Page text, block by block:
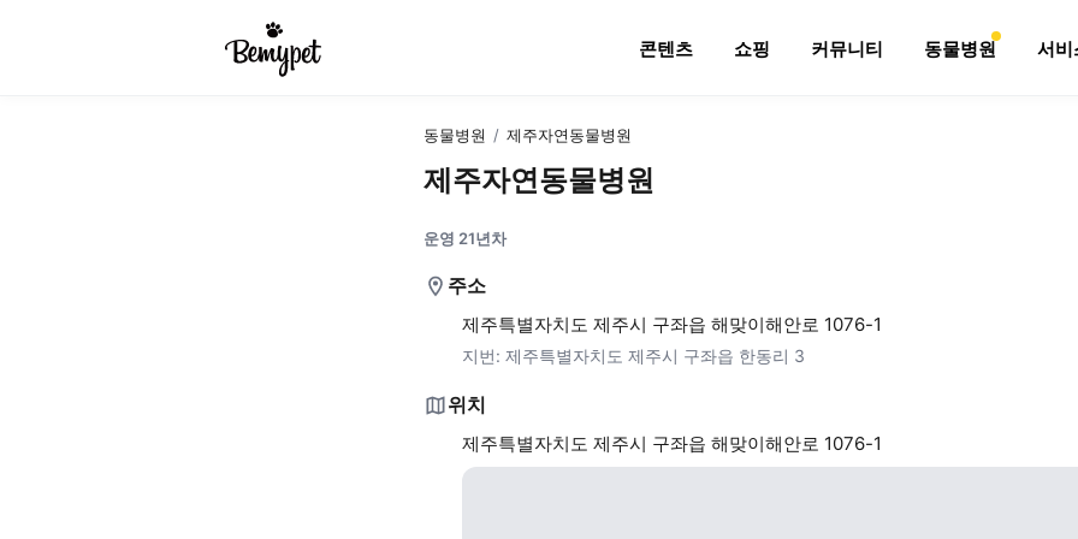
콘텐츠 쇼핑 커뮤니티 동물병원 서비
동물병원 / 제주자연동물병원
제주자연동물병원
운영 21년차
주소
제주특별자치도 제주시 구좌읍 해맞이해안로 1076-1
지번: 제주특별자치도 제주시 구좌읍 한동리 3
위치
제주특별자치도 제주시 구좌읍 해맞이해안로 1076-1